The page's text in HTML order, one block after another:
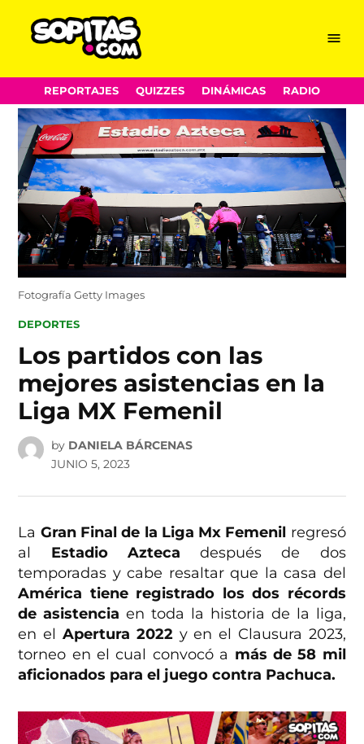
Skip
to
content
Menu
REPORTAJES QUIZZES DINÁMICAS RADIO
Fotografía Getty Images
POSTED
DEPORTES
Los partidos con las
mejores asistencias en la
Liga MX Femenil
by DANIELA BÁRCENAS
JUNIO 5, 2023
La Gran Final de la Liga Mx Femenil regresó
al Estadio Azteca después de dos
temporadas y cabe resaltar que la casa del
América tiene registrado los dos récords
de asistencia en toda la historia de la liga,
en el Apertura 2022 y en el Clausura 2023,
torneo en el cual convocó a más de 58 mil
aficionados para el juego contra Pachuca.